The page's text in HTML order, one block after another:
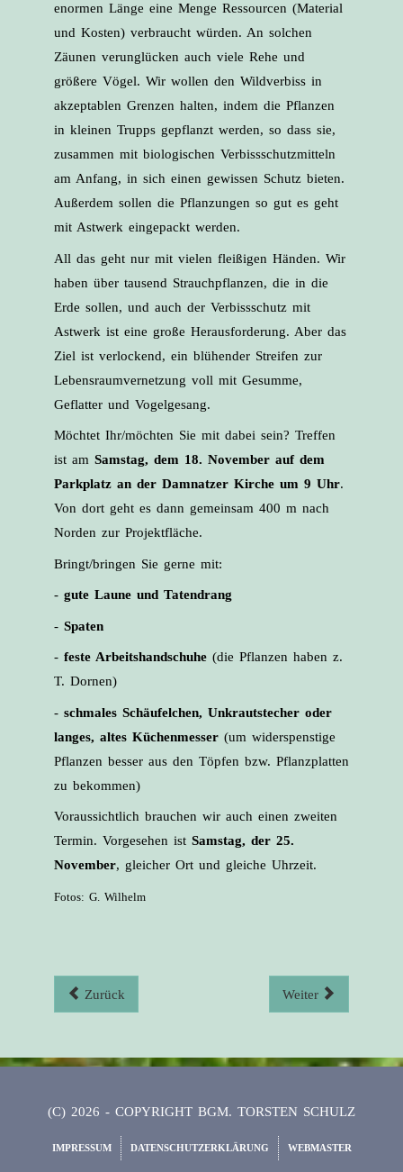
enormen Länge eine Menge Ressourcen (Material
und Kosten) verbraucht würden. An solchen
Zäunen verunglücken auch viele Rehe und
größere Vögel. Wir wollen den Wildverbiss in
akzeptablen Grenzen halten, indem die Pflanzen
in kleinen Trupps gepflanzt werden, so dass sie,
zusammen mit biologischen Verbissschutzmitteln
am Anfang, in sich einen gewissen Schutz bieten.
Außerdem sollen die Pflanzungen so gut es geht
mit Astwerk eingepackt werden.
All das geht nur mit vielen fleißigen Händen. Wir
haben über tausend Strauchpflanzen, die in die
Erde sollen, und auch der Verbissschutz mit
Astwerk ist eine große Herausforderung. Aber das
Ziel ist verlockend, ein blühender Streifen zur
Lebensraumvernetzung voll mit Gesumme,
Geflatter und Vogelgesang.
Möchtet Ihr/möchten Sie mit dabei sein? Treffen
ist am Samstag, dem 18. November auf dem
Parkplatz an der Damnatzer Kirche um 9 Uhr.
Von dort geht es dann gemeinsam 400 m nach
Norden zur Projektfläche.
Bringt/bringen Sie gerne mit:
- gute Laune und Tatendrang
- Spaten
- feste Arbeitshandschuhe (die Pflanzen haben z.
T. Dornen)
- schmales Schäufelchen, Unkrautstecher oder
langes, altes Küchenmesser (um widerspenstige
Pflanzen besser aus den Töpfen bzw. Pflanzplatten
zu bekommen)
Voraussichtlich brauchen wir auch einen zweiten
Termin. Vorgesehen ist Samstag, der 25.
November, gleicher Ort und gleiche Uhrzeit.
Fotos: G. Wilhelm
Zurück Weiter
(C) 2026 - COPYRIGHT BGM. TORSTEN SCHULZ
IMPRESSUM DATENSCHUTZERKLÄRUNG WEBMASTER